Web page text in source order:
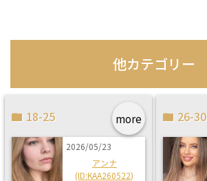
他カテゴリー
more
18-25
2026/05/23
アンナ
(ID:KAA260522)
26-30